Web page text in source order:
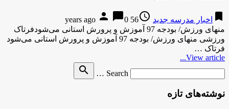
bookmark اخبار مدرسه جدید access_time
56 years ago
person chat_bubble0
منهای ورزش/ بودجه 97 آموزش و پرورش استانی می‌شودفرتاک
ورزشی منهای ورزش/ بودجه 97 آموزش و پرورش استانی می‌شود
فرتاک …
View article...
Search …
search
نوشته‌های تازه